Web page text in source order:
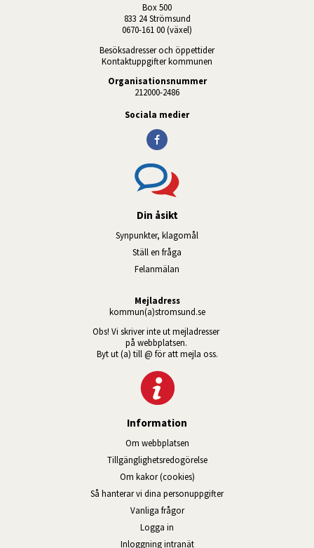
Box 500
833 24 Strömsund
0670-161 00 (växel)
Besöksadresser och öppettider
Kontaktuppgifter kommunen
Organisationsnummer
212000-2486
Sociala medier
Din åsikt
Synpunkter, klagomål
Ställ en fråga
Felanmälan
Mejladress
kommun(a)stromsund.se
Obs! Vi skriver inte ut mejladresser
på webbplatsen.
Byt ut (a) till @ för att mejla oss.
Information
Om webbplatsen
Tillgänglig­hets­redo­görelse
Om kakor (cookies)
Så hanterar vi dina personuppgifter
Vanliga frågor
Logga in
Inloggning intranätÖppnas i nytt fönster.